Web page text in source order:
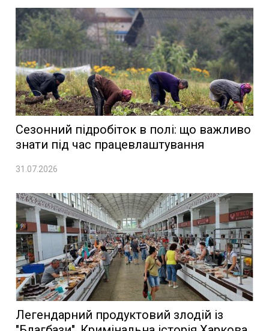
Сезонний підробіток в полі: що важливо
знати під час працевлаштування
31.07.2026
Легендарний продуктовий злодій із